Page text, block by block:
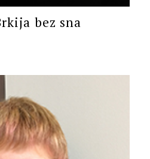
bez sna